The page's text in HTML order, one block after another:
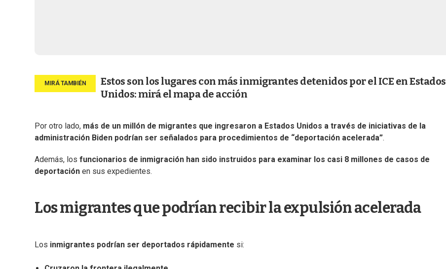
Estos son los lugares con más inmigrantes detenidos por el ICE en Estados
Unidos: mirá el mapa de acción
Por otro lado, más de un millón de migrantes que ingresaron a Estados Unidos a través de iniciativas de la
administración Biden podrían ser señalados para procedimientos de “deportación acelerada”.
Además, los funcionarios de inmigración han sido instruidos para examinar los casi 8 millones de casos de
deportación en sus expedientes.
Los migrantes que podrían recibir la expulsión acelerada
Los inmigrantes podrían ser deportados rápidamente si: